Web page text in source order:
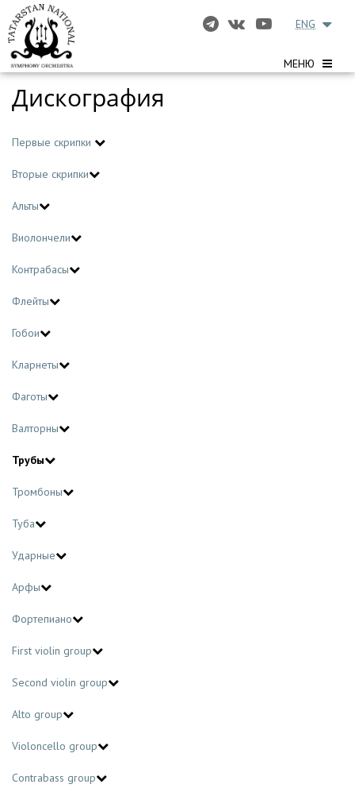
МЕНЮ
ENG
Дискография
Первые скрипки
Вторые скрипки
Альты
Виолончели
Контрабасы
Флейты
Гобои
Кларнеты
Фаготы
Валторны
Трубы
Тромбоны
Туба
Ударные
Арфы
Фортепиано
First violin group
Second violin group
Alto group
Violoncello group
Contrabass group